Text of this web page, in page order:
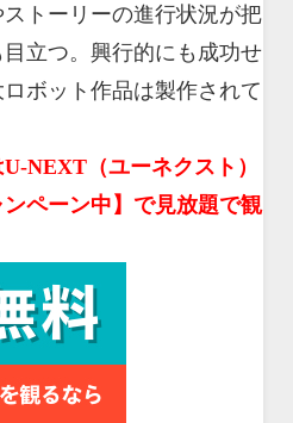
トーリーの進行状況が把
立つ。興行的にも成功せ
ボット作品は製作されて
NEXT（ユーネクスト）
ンペーン中】で見放題で観